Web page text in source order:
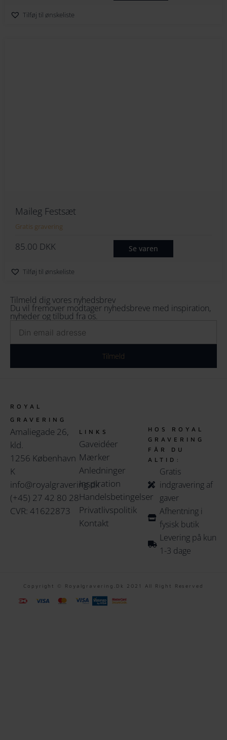
Tilføj til ønskeliste
Maileg Festsæt
Gratis gravering
85.00 DKK Se varen
Tilføj til ønskeliste
Tilmeld dig vores nyhedsbrev
Du vil fremover modtager nyhedsbreve med inspiration,
nyheder og tilbud fra os.
Email
Tilmeld
ROYAL
GRAVERING
Amaliegade 26,
kld.
1256 København
K
info@royalgravering.dk
(+45) 27 42 80 28
CVR: 41622873
LINKS
Gaveidéer
Mærker
Anledninger
Inspiration
Handelsbetingelser
Privatlivspolitik
Kontakt
HOS ROYAL
GRAVERING
FÅR DU
ALTID:
Gratis
indgravering af
gaver
Afhentning i
fysisk butik
Levering på kun
1-3 dage
Copyright © Royalgravering.dk 2021 All Right Reserved